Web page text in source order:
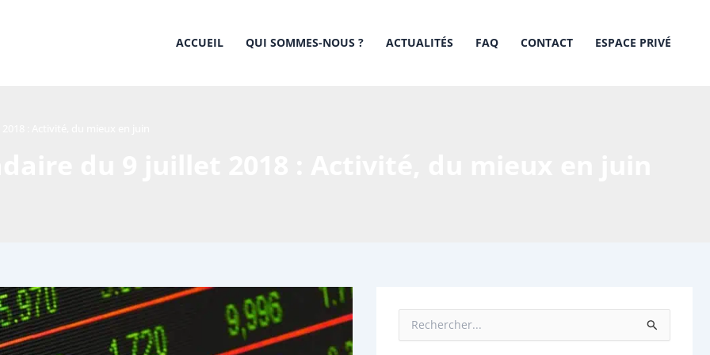
ACCUEIL QUI SOMMES-NOUS ? ACTUALITÉS FAQ CONTACT ESPACE PRIVÉ
e